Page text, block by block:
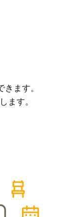
ます。
す。